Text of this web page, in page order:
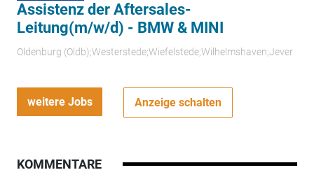
Assistenz der Aftersales-
Leitung(m/w/d) - BMW & MINI
Oldenburg (Oldb);Westerstede;Wiefelstede;Wilhelmshaven;Jever
weitere Jobs Anzeige schalten
KOMMENTARE